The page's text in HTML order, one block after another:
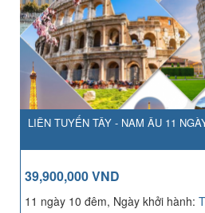
LIÊN TUYẾN TÂY - NAM ÂU 11
39,900,000 VND
11 ngày 10 đêm, Ngày khởi hành: